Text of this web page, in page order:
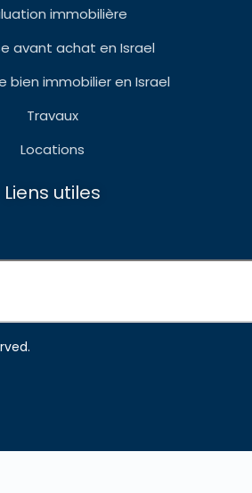
immobilière
avant achat en Israel
bien immobilier en Israel
Travaux
Locations
Liens utiles